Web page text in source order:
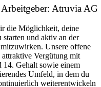
Atruvia AG
die Möglichkeit, deine
und aktiv an der
Unsere offene
Vergütung mit
14. Gehalt sowie einem
Umfeld, in dem du
weiterentwickeln